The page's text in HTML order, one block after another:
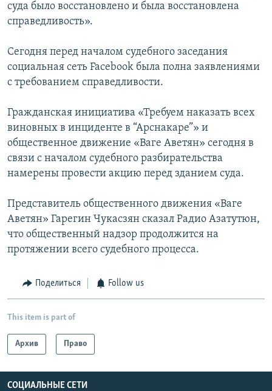
суда было восстановлено и была восстановлена
справедливость».
Сегодня перед началом судебного заседания
социальная сеть Facebook была полна заявлениями
с требованием справедливости.
Гражданская инициатива «Требуем наказать всех
виновных в инциденте в “Арснакаре”» и
общественное движение «Ваге Аветян» сегодня в
связи с началом судебного разбирательства
намерены провести акцию перед зданием суда.
Представитель общественного движения «Ваге
Аветян» Гарегин Чукасзян сказал Радио Азатутюн,
что общественный надзор продолжится на
протяжении всего судебного процесса.
Поделиться Follow us
This item is part of
Архив Право
СОЦИАЛЬНЫЕ СЕТИ